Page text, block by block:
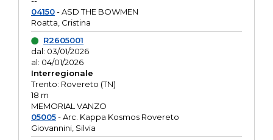
04150- ASD THE BOWMEN
Roatta, Cristina
R2605001
dal: 03/01/2026
al: 04/01/2026
Interregionale
Trento: Rovereto (TN)
18 m
MEMORIAL VANZO
05005- Arc. Kappa Kosmos Rovereto
Giovannini, Silvia